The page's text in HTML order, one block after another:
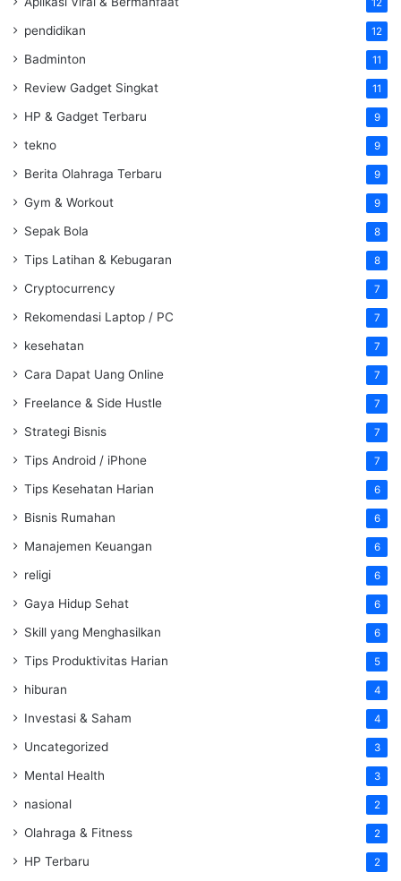
12
pendidikan 12
Badminton 11
Review Gadget Singkat 11
HP & Gadget Terbaru 9
tekno 9
Berita Olahraga Terbaru 9
Gym & Workout 9
Sepak Bola 8
Tips Latihan & Kebugaran 8
Cryptocurrency 7
Rekomendasi Laptop / PC 7
kesehatan 7
Cara Dapat Uang Online 7
Freelance & Side Hustle 7
Strategi Bisnis 7
Tips Android / iPhone 7
Tips Kesehatan Harian 6
Bisnis Rumahan 6
Manajemen Keuangan 6
religi 6
Gaya Hidup Sehat 6
Skill yang Menghasilkan 6
Tips Produktivitas Harian 5
hiburan 4
Investasi & Saham 4
Uncategorized 3
Mental Health 3
nasional 2
Olahraga & Fitness 2
HP Terbaru 2